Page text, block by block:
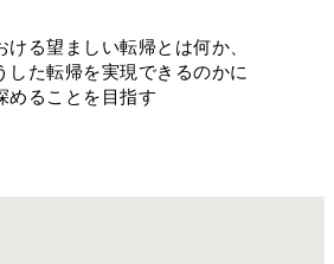
ける望ましい転帰とは何か、
した転帰を実現できるのかに
めることを目指す